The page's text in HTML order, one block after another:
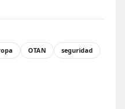
OTAN seguridad